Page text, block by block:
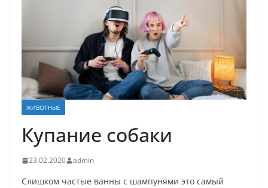
ЖИВОТНЫЕ
Купание собаки
23.02.2020 admin
Слишком частые ванны с шампунями это самый